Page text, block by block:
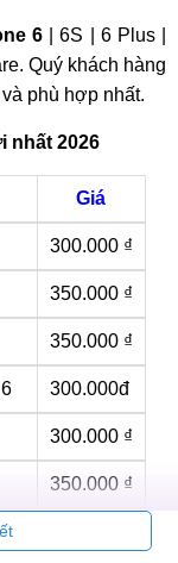
6 | 6S | 6 Plus |
Quý khách hàng
phù hợp nhất.
nhất 2026
Giá
300.000 ₫
350.000 ₫
350.000 ₫
300.000đ
300.000 ₫
350.000 ₫